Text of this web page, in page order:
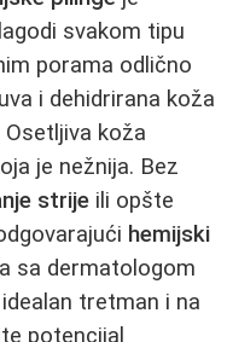
svakom tipu
porama odlično
i dehidrirana koža
koža
je nežnija. Bez
strije ili opšte
hemijski
sa dermatologom
tretman i na
potencijal